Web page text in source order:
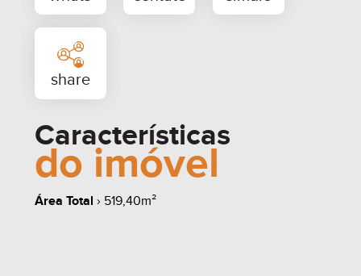
whats contate
Características
do imóvel
Área Total › 519,40m²